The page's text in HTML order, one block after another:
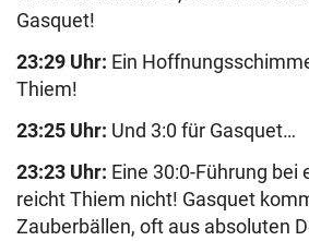
Gasquet!
23:29 Uhr: Ein
Thiem!
23:25 Uhr: Und 3:0 für Gasquet…
23:23 Uhr: Eine 30:0-Führung
reicht Thiem nicht! Gasquet
Zauberbällen, oft aus absoluten